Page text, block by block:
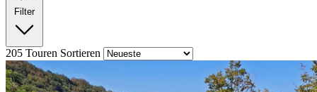
Filter
205 Touren Sortieren